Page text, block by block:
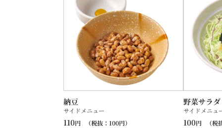
納豆
サイドメニュー
110円 （税抜： 100円）
野菜サラダ
サイドメニュ
100円 （税